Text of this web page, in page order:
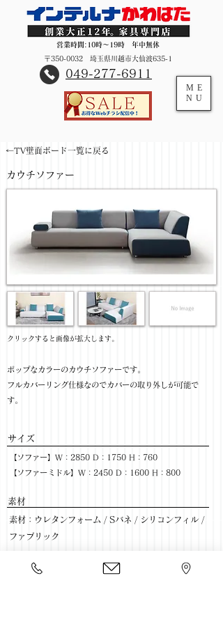
営業時間:10時～19時 年中無休
〒350-0032 埼玉県川越市大仙波635-1
​049-277-6911
ME
NU
←TV壁面ボード一覧に戻る
カウチソファー
​クリックすると画像が拡大します。
ポップなカラーのカウチソファーです。
フルカバーリング仕様なのでカバーの取り外しが可能で
す。
サイズ
【ソファー】W：2850 D：1750 H：760
【ソファーミドル】W：2450 D：1600 H：800
​素材
素材：ウレタンフォーム / Sバネ / シリコンフィル /
ファブリック
色：LBE,BL